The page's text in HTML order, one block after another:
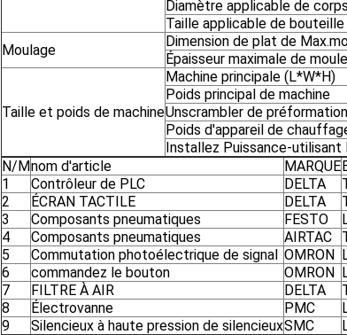
Diamètre applicable de
Taille applicable de bouteille
Moulage
Dimension de plat de
Épaisseur maximale de moule
Taille et poids de machine
Machine principale (L*W*H)
Poids principal de machine
Unscrambler de
Poids d'appareil de
Installez Puissance-utilisant
N/Mnom d'article MARQUE
1
Contrôleur de PLC DELTA
2
ÉCRAN TACTILE DELTA
3
Composants pneumatiques FESTO
4
Composants pneumatiques AIRTAC
5
Commutation photoélectrique de signal OMRON
6
commandez le bouton OMRON
7
FILTRE À AIR DELTA
8
Électrovanne PMC
9
Silencieux à haute pression de silencieuxSMC